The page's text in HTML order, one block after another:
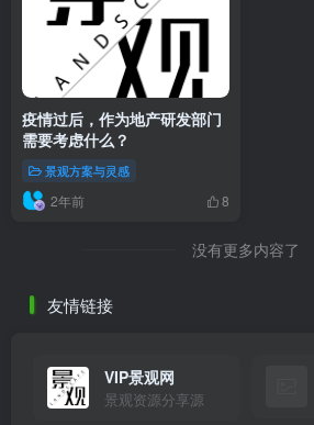
疫情过后，作为地产研发部门
需要考虑什么？
景观方案与灵感
2年前 8
没有更多内容了
友情链接
VIP景观网
景观资源分享源